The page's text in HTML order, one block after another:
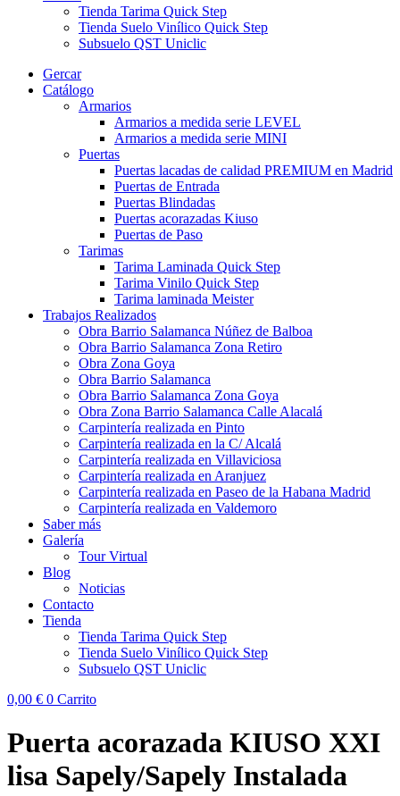
Tienda Tarima Quick Step
Tienda Suelo Vinílico Quick Step
Subsuelo QST Uniclic
Gercar
Catálogo
Armarios
Armarios a medida serie LEVEL
Armarios a medida serie MINI
Puertas
Puertas lacadas de calidad PREMIUM en Madrid
Puertas de Entrada
Puertas Blindadas
Puertas acorazadas Kiuso
Puertas de Paso
Tarimas
Tarima Laminada Quick Step
Tarima Vinilo Quick Step
Tarima laminada Meister
Trabajos Realizados
Obra Barrio Salamanca Núñez de Balboa
Obra Barrio Salamanca Zona Retiro
Obra Zona Goya
Obra Barrio Salamanca
Obra Barrio Salamanca Zona Goya
Obra Zona Barrio Salamanca Calle Alacalá
Carpintería realizada en Pinto
Carpintería realizada en la C/ Alcalá
Carpintería realizada en Villaviciosa
Carpintería realizada en Aranjuez
Carpintería realizada en Paseo de la Habana Madrid
Carpintería realizada en Valdemoro
Saber más
Galería
Tour Virtual
Blog
Noticias
Contacto
Tienda
Tienda Tarima Quick Step
Tienda Suelo Vinílico Quick Step
Subsuelo QST Uniclic
0,00 € 0 Carrito
Puerta acorazada KIUSO XXI
lisa Sapely/Sapely Instalada